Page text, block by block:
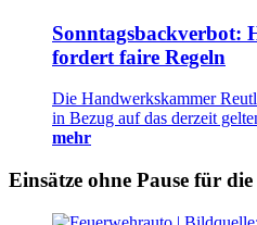
Sonntagsbackverbot:
fordert faire Regeln
Die Handwerkskammer
in Bezug auf das derzeit
mehr
Einsätze ohne Pause für